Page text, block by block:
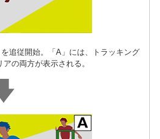
追従開始。「A」には、トラッキング
の両方が表示される。